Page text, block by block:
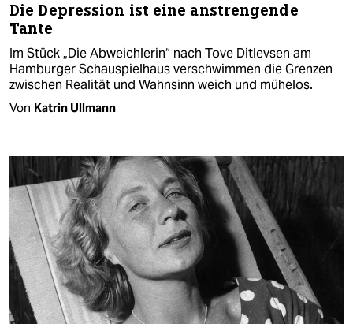
Die Depression ist eine anstrengende
Tante
Im Stück „Die Abweichlerin“ nach Tove Ditlevsen am
Hamburger Schauspielhaus verschwimmen die Grenzen
zwischen Realität und Wahnsinn weich und mühelos.
Von Katrin Ullmann